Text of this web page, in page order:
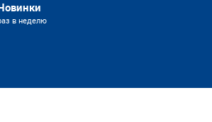
в неделю